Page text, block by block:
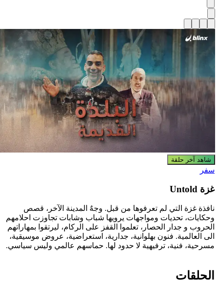
شاهد آخر حلقة
سفر
غزة Untold
نافذة غزة التي لم تعرفوها من قبل. وجهٌ المدينة الآخر، قصص
وحكايات، تحديات ومواجهات يرويها شباب وشابات تجاوزت احلامهم
الحروب و جدار الحصار، تعلموا القفز على الركام، ليرتقوا بمهاراتهم
الى العالمية. فنون بهلوانية، جدارية، استعراضية، عروض موسيقية،
مسرحية، فنية، ترفيهية لا حدود لها. حماسهم عالمي وليس سياسي.
الحلقات